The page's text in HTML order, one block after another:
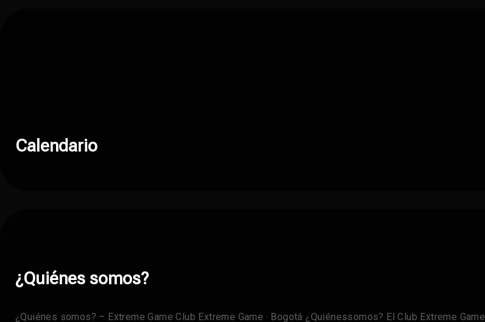
Calendario
¿Quiénes somos?
¿Quiénes somos? – Extreme Game Club Extreme Game · Bogotá ¿Quiénessomos? El Club Extreme